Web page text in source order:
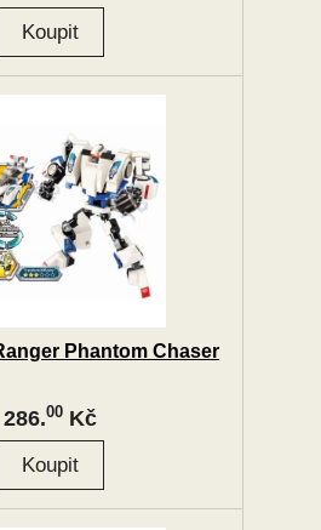
Phantom Chaser
286.00Kč